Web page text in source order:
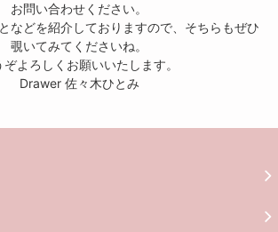
お問い合わせください。
などを紹介しておりますので、そちらもぜひ
覗いてみてくださいね。
ぞよろしくお願いいたします。
Drawer 佐々木ひとみ